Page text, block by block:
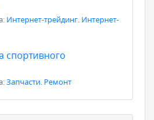
Интернет-трейдинг. Интернет-
спортивного
Запчасти. Ремонт